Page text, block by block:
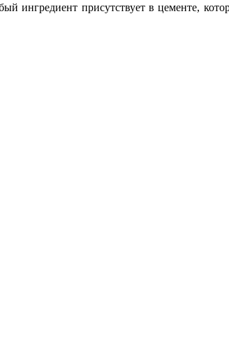
ингредиент присутствует в цементе,